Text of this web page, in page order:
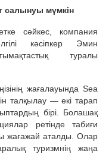
салынуы мүмкін
сәйкес, компания
кәсіпкер Эмин
туралы
жағалауында Sea
талқылау — екі тарап
бірі. Болашақ
ретінде табиғи
жағажай аталды. Олар
туризмнің жаңа